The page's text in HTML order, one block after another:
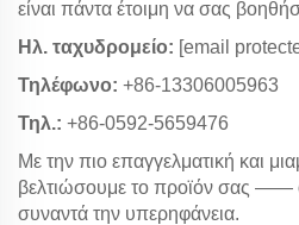
είναι πάντα έτοιμη να σας
Ηλ. ταχυδρομείο: [email
Τηλέφωνο: +86-13306005963
Τηλ.: +86-0592-5659476
Με την πιο επαγγελματική και
βελτιώσουμε το προϊόν σας ——
συναντά την υπερηφάνεια.